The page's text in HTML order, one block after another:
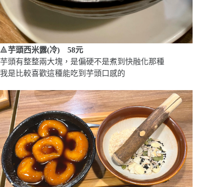
🔺芋頭西米露(冷) 58元
芋頭有整整兩大塊，是偏硬不是煮到快融化那種
我是比較喜歡這種能吃到芋頭口感的